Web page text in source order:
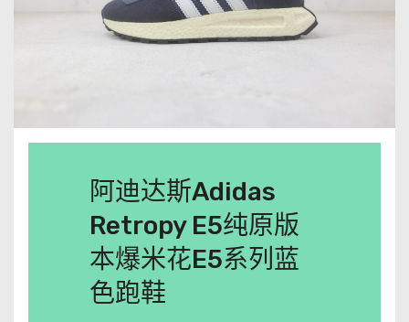
阿迪达斯Adidas
Retropy E5纯原版
本爆米花E5系列蓝
色跑鞋